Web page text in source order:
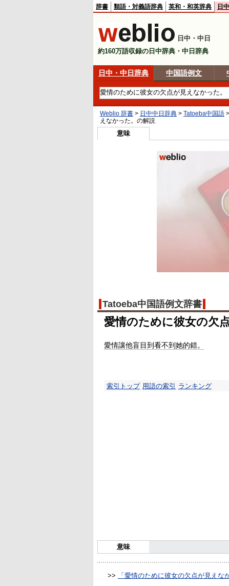
辞書 類語・対義語辞典 英和・和英辞典 日
日中・中日
約160万語収録の日中辞典・中日辞典
日中・中日辞典 中国語例文
Weblio 辞書 > 日中中日辞典 > Tatoeba中国語 >
えなかった。 の解説
意味
Tatoeba中国語例文辞書
愛情のために彼女の欠
愛情讓他盲目到看不到她的錯。
索引トップ 用語の索引 ランキング
意味
>> 「愛情のために彼女の欠点が見えな